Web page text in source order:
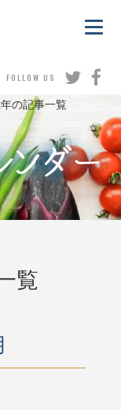
FOLLOW US
の記事一覧
覧